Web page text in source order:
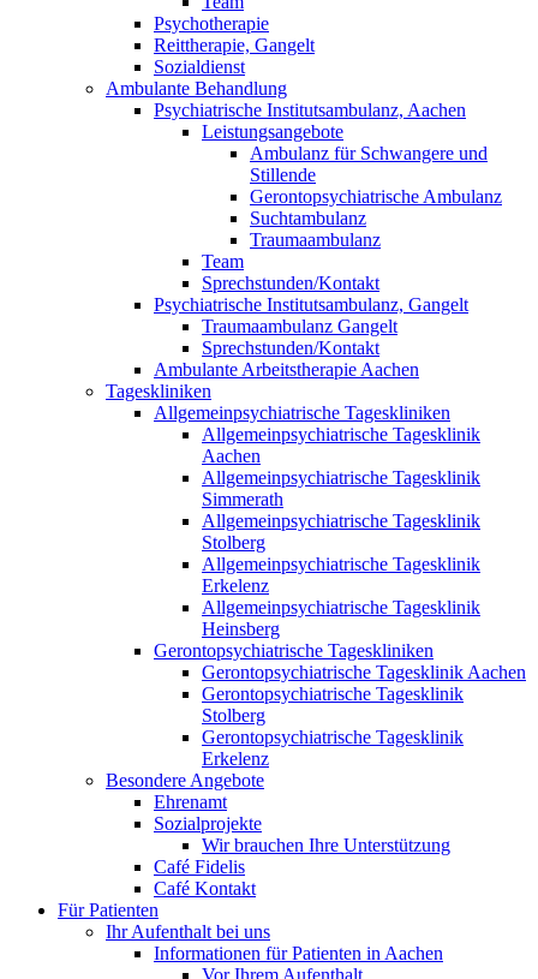
Psychotherapie
Reittherapie, Gangelt
Sozialdienst
Ambulante Behandlung
Psychiatrische Institutsambulanz, Aachen
Leistungsangebote
Ambulanz für Schwangere und
Stillende
Gerontopsychiatrische Ambulanz
Suchtambulanz
Traumaambulanz
Team
Sprechstunden/Kontakt
Psychiatrische Institutsambulanz, Gangelt
Traumaambulanz Gangelt
Sprechstunden/Kontakt
Ambulante Arbeitstherapie Aachen
Tageskliniken
Allgemeinpsychiatrische Tageskliniken
Allgemeinpsychiatrische Tagesklinik
Aachen
Allgemeinpsychiatrische Tagesklinik
Simmerath
Allgemeinpsychiatrische Tagesklinik
Stolberg
Allgemeinpsychiatrische Tagesklinik
Erkelenz
Allgemeinpsychiatrische Tagesklinik
Heinsberg
Gerontopsychiatrische Tageskliniken
Gerontopsychiatrische Tagesklinik Aachen
Gerontopsychiatrische Tagesklinik
Stolberg
Gerontopsychiatrische Tagesklinik
Erkelenz
Besondere Angebote
Ehrenamt
Sozialprojekte
Wir brauchen Ihre Unterstützung
Café Fidelis
Café Kontakt
Für Patienten
Ihr Aufenthalt bei uns
Informationen für Patienten in Aachen